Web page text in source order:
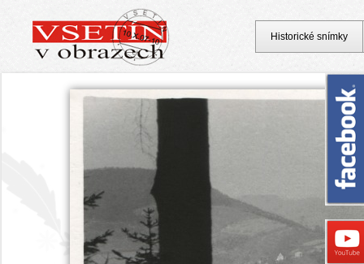
Historické snímky